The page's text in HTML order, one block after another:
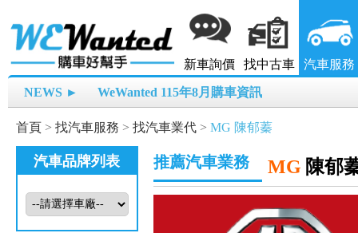
新車詢價 找中古車 汽車服務
NEWS ► WeWanted 115年8月購車資訊
首頁 > 找汽車服務 > 找汽車業代 > MG 陳郁蓁
汽車品牌列表 推薦汽車業務 MG 陳郁